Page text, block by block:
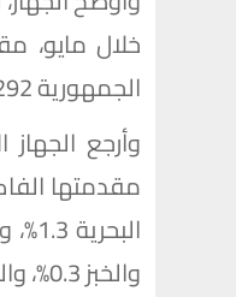
الجمهورية 292 نقطة، مسجلاً زيادة شهرية قدرها 1.4%.
وأرجع
والخبز 0.3%، والسكر والأغذية السكرية 0.1%، والدخان 0.2%.